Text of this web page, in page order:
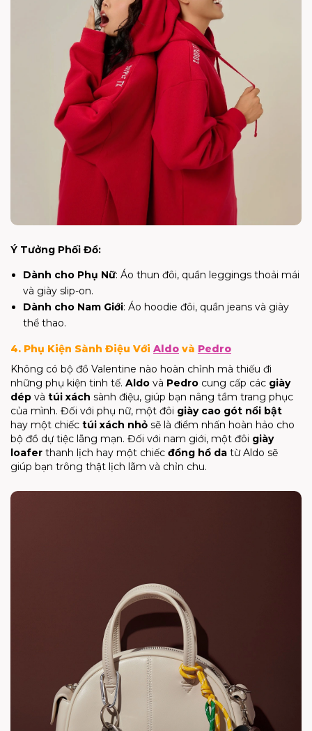
Ý Tưởng Phối Đồ:
Dành cho Phụ Nữ: Áo thun đôi, quần leggings thoải mái
và giày slip-on.
Dành cho Nam Giới: Áo hoodie đôi, quần jeans và giày
thể thao.
4. Phụ Kiện Sành Điệu Với Aldo và Pedro
Không có bộ đồ Valentine nào hoàn chỉnh mà thiếu đi
những phụ kiện tinh tế. Aldo và Pedro cung cấp các giày
dép và túi xách sành điệu, giúp bạn nâng tầm trang phục
của mình. Đối với phụ nữ, một đôi giày cao gót nổi bật
hay một chiếc túi xách nhỏ sẽ là điểm nhấn hoàn hảo cho
bộ đồ dự tiệc lãng mạn. Đối với nam giới, một đôi giày
loafer thanh lịch hay một chiếc đồng hồ da từ Aldo sẽ
giúp bạn trông thật lịch lãm và chỉn chu.